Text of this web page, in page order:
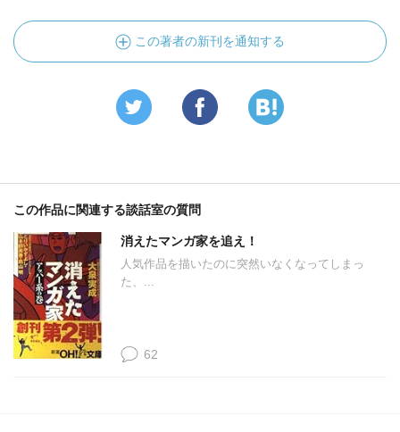
この著者の新刊を通知する
この作品に関連する談話室の質問
消えたマンガ家を追え！
人気作品を描いたのに突然いなくなってしまっ
た、...
62